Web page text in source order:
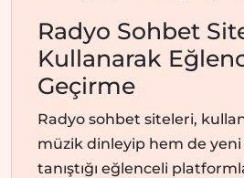
Radyo Sohbet
Kullanarak
Geçirme
Radyo sohbet siteleri,
müzik dinleyip hem de
tanıştığı eğlenceli